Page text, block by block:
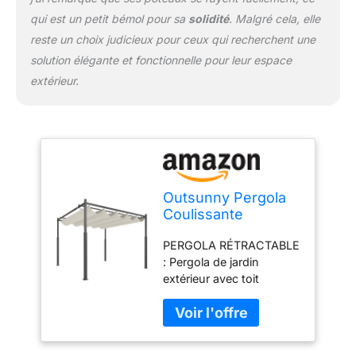
même après de multiples
installations.
ACCESSOIRES : Inclus
avec 8 piquets de sol et
surfaces, comme le
ciment, la pelouse ou le
béton, assurant ainsi une
fixation solide et stable.
totales : 298L x 298l x
230H cm. Assemblage
requis.
qui est un petit bémol pour sa solidité. Malgré cela, elle
reste un choix judicieux pour ceux qui recherchent une
solution élégante et fonctionnelle pour leur espace
extérieur.
Outsunny Pergola
Coulissante
Fixation
Magnétique Crème
PERGOLA RÉTRACTABLE
: Pergola de jardin
extérieur avec toit
avec protection UPF30+,
coussinet magnétique
pour fixation stable.